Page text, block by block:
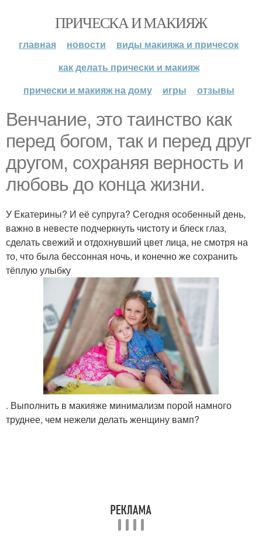
ПРИЧЕСКА И МАКИЯЖ
главная новости
виды макияжа и причесок
как делать прически и макияж
прически и макияж на дому
игры отзывы
Венчание, это таинство как
перед богом, так и перед друг
другом, сохраняя верность и
любовь до конца жизни.
У Екатерины? И её супруга? Сегодня особенный день,
важно в невесте подчеркнуть чистоту и блеск глаз,
сделать свежий и отдохнувший цвет лица, не смотря на
то, что была бессонная ночь, и конечно же сохранить
тёплую улыбку
. Выполнить в макияже минимализм порой намного
труднее, чем нежели делать женщину вамп?